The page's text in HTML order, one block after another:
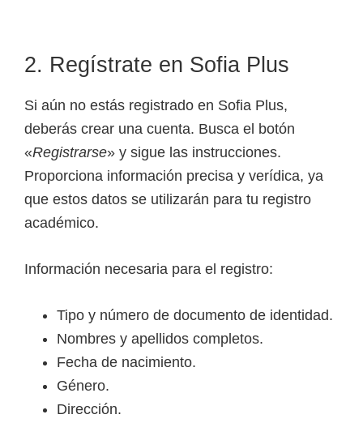
2. Regístrate en Sofia Plus
Si aún no estás registrado en Sofia Plus,
deberás crear una cuenta. Busca el botón
«Registrarse» y sigue las instrucciones.
Proporciona información precisa y verídica, ya
que estos datos se utilizarán para tu registro
académico.
Información necesaria para el registro:
Tipo y número de documento de identidad.
Nombres y apellidos completos.
Fecha de nacimiento.
Género.
Dirección.